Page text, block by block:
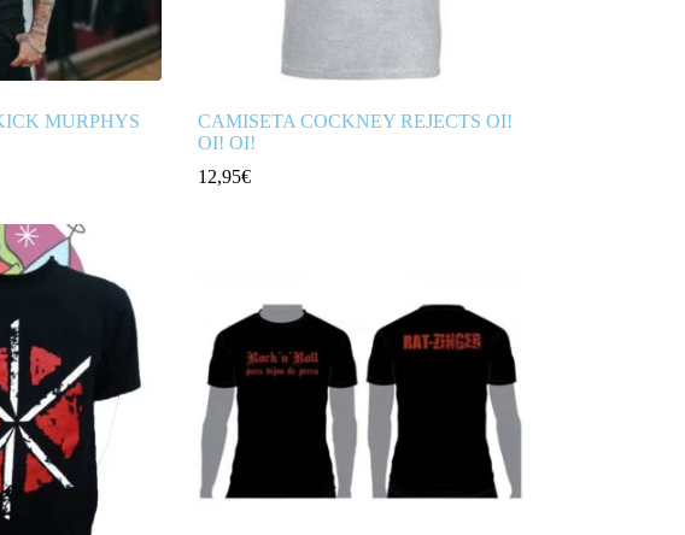
MURPHYS
CAMISETA COCKNEY REJECTS OI!
OI! OI!
12,95€